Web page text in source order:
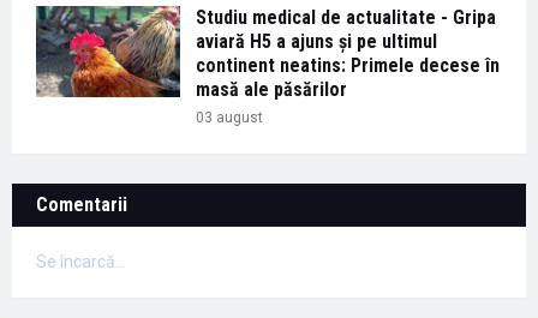
Studiu medical de actualitate - Gripa
aviară H5 a ajuns și pe ultimul
continent neatins: Primele decese în
masă ale păsărilor
03 august
Comentarii
Se încarcă...